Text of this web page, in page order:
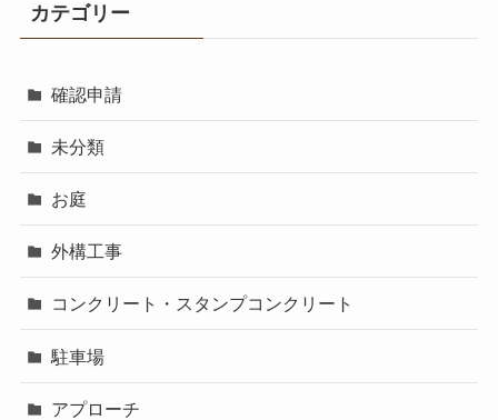
カテゴリー
確認申請
未分類
お庭
外構工事
コンクリート・スタンプコンクリート
駐車場
アプローチ